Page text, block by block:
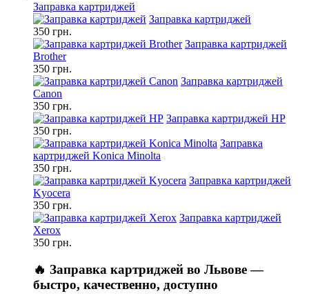
Заправка картриджей
Заправка картриджей
350 грн.
Заправка картриджей
Brother
350 грн.
Заправка картриджей
Canon
350 грн.
Заправка картриджей HP
350 грн.
Заправка
картриджей Konica Minolta
350 грн.
Заправка картриджей
Kyocera
350 грн.
Заправка картриджей
Xerox
350 грн.
🔥 Заправка картриджей во Львове —
быстро, качественно, доступно